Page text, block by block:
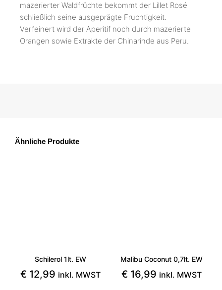
mazerierter Waldfrüchte bekommt der Lillet Rosé
schließlich seine ausgeprägte Fruchtigkeit.
Verfeinert wird der Aperitif noch durch mazerierte
Orangen sowie Extrakte der Chinarinde aus Peru.
Ähnliche Produkte
Schilerol 1lt. EW
€ 12,99 inkl. MWST
Malibu Coconut 0,7lt. EW
€ 16,99 inkl. MWST